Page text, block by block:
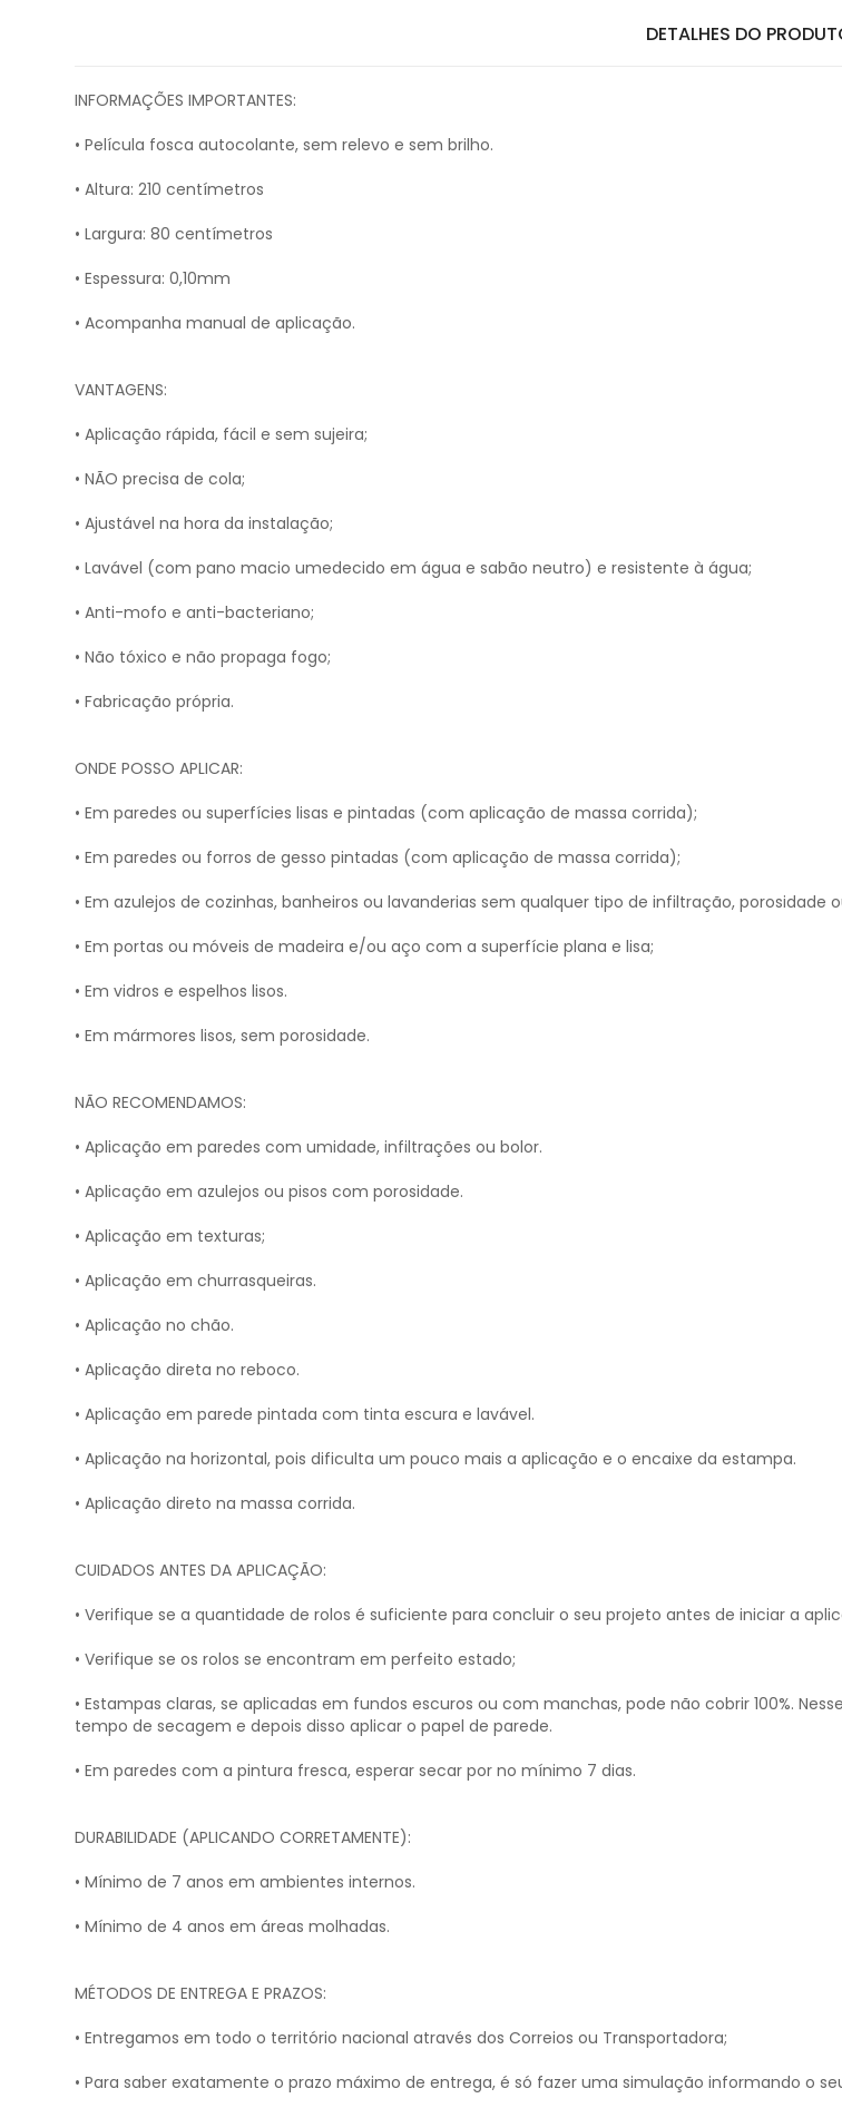
DETALHES DO
INFORMAÇÕES IMPORTANTES:
• Película fosca autocolante, sem relevo e sem brilho.
• Altura: 210 centímetros
• Largura: 80 centímetros
• Espessura: 0,10mm
• Acompanha manual de aplicação.
VANTAGENS:
• Aplicação rápida, fácil e sem sujeira;
• NÃO precisa de cola;
• Ajustável na hora da instalação;
• Lavável (com pano macio umedecido em água e sabão neutro) e resistente à água;
• Anti-mofo e anti-bacteriano;
• Não tóxico e não propaga fogo;
• Fabricação própria.
ONDE POSSO APLICAR:
• Em paredes ou superfícies lisas e pintadas (com aplicação de massa corrida);
• Em paredes ou forros de gesso pintadas (com aplicação de massa corrida);
• Em azulejos de cozinhas, banheiros ou lavanderias sem qualquer tipo de infiltração, porosidade
• Em portas ou móveis de madeira e/ou aço com a superfície plana e lisa;
• Em vidros e espelhos lisos.
• Em mármores lisos, sem porosidade.
NÃO RECOMENDAMOS:
• Aplicação em paredes com umidade, infiltrações ou bolor.
• Aplicação em azulejos ou pisos com porosidade.
• Aplicação em texturas;
• Aplicação em churrasqueiras.
• Aplicação no chão.
• Aplicação direta no reboco.
• Aplicação em parede pintada com tinta escura e lavável.
• Aplicação na horizontal, pois dificulta um pouco mais a aplicação e o encaixe da estampa.
• Aplicação direto na massa corrida.
CUIDADOS ANTES DA APLICAÇÃO:
• Verifique se a quantidade de rolos é suficiente para concluir o seu projeto antes de iniciar a
• Verifique se os rolos se encontram em perfeito estado;
• Estampas claras, se aplicadas em fundos escuros ou com manchas, pode não cobrir 100%.
tempo de secagem e depois disso aplicar o papel de parede.
• Em paredes com a pintura fresca, esperar secar por no mínimo 7 dias.
DURABILIDADE (APLICANDO CORRETAMENTE):
• Mínimo de 7 anos em ambientes internos.
• Mínimo de 4 anos em áreas molhadas.
MÉTODOS DE ENTREGA E PRAZOS:
• Entregamos em todo o território nacional através dos Correios ou Transportadora;
• Para saber exatamente o prazo máximo de entrega, é só fazer uma simulação informando o